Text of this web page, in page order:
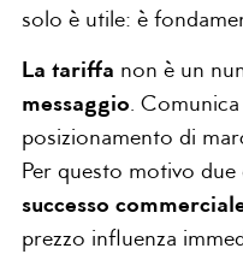
solo è utile: è
La tariffa non è un
messaggio.
posizionamento di
Per questo motivo
successo
prezzo influenza